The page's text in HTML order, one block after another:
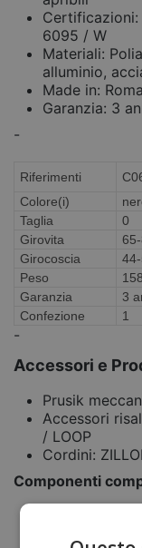
Certificazioni:
6095 / W
Materiali:
alluminio,
Made in:
Garanzia: 3
-
Riferimenti
Colore(i)
Taglia
0
Girovita
Girocoscia
Peso
Garanzia
3
Confezione
1
-
Accessori e
Prusik
Accessori
/ LOOP
Cordini:
Componenti
Bretelle SECUR